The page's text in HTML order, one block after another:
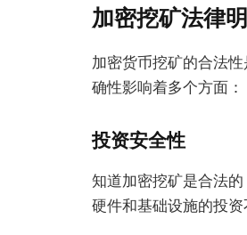
加密挖矿法律
加密货币挖矿的合法
确性影响着多个方面：
投资安全性
知道加密挖矿是合法
硬件和基础设施的投